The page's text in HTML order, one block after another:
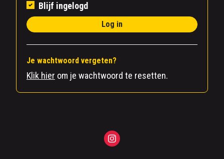
Blijf ingelogd
Log in
Je wachtwoord vergeten?
Klik hier om je wachtwoord te resetten.